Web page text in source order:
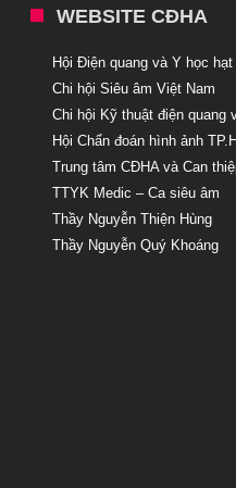
WEBSITE CĐHA
Hội Điện quang và Y học hạt
Chi hội Siêu âm Việt Nam
Chi hội Kỹ thuật điện quang
Hội Chẩn đoán hình ảnh
Trung tâm CĐHA và Can
TTYK Medic – Ca siêu âm
Thầy Nguyễn Thiện Hùng
Thầy Nguyễn Quý Khoáng